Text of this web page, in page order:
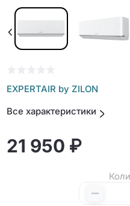
EXPERTAIR by ZILON
Все характеристики
21 950 ₽